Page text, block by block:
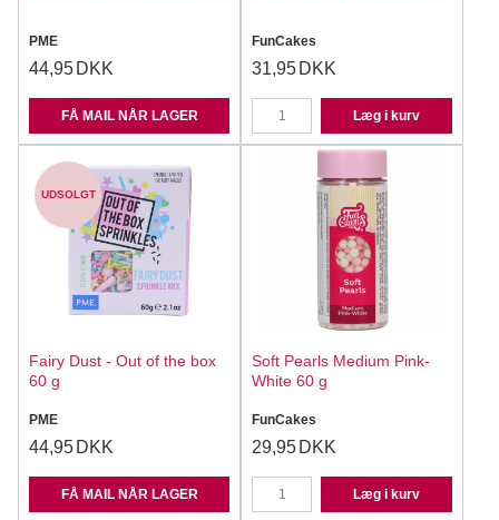
PME
44,95 DKK
FÅ MAIL NÅR LAGER
FunCakes
31,95 DKK
Læg i kurv
UDSOLGT
Fairy Dust - Out of the box
60 g
PME
44,95 DKK
FÅ MAIL NÅR LAGER
Soft Pearls Medium Pink-
White 60 g
FunCakes
29,95 DKK
Læg i kurv